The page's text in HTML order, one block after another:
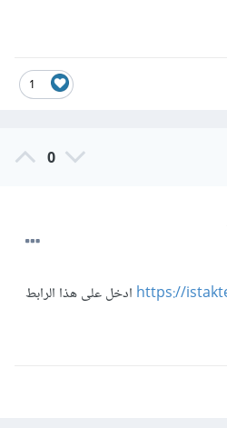
1
0
https://ادخل على هذا الرابط